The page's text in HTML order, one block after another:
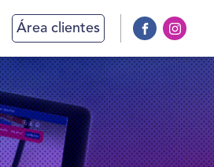
Área clientes